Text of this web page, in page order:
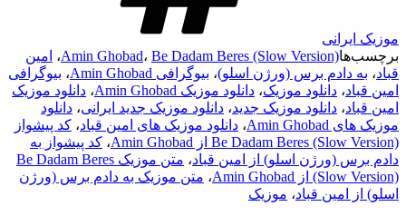
موزیک ایرانی
برچسب‌ها
Amin Ghobad، Be Dadam Beres (Slow Version) ، امین
قباد، به دادم برس (ورژن اسلو)، بیوگرافی Amin Ghobad ، بیوگرافی
امین قباد، دانلود موزیک، دانلود موزیک Amin Ghobad ، دانلود موزیک
امین قباد، دانلود موزیک جدید، دانلود موزیک جدید ایرانی، دانلود
موزیک های Amin Ghobad
، دانلود موزیک های امین قباد، کد پیشواز
Be Dadam Beres (Slow Version) از Amin Ghobad
، کد پیشواز به
دادم برس (ورژن اسلو) از امین قباد،
متن موزیک Be Dadam Beres
(Slow Version) از Amin Ghobad
، متن موزیک به دادم برس (ورژن
اسلو) از امین قباد، موزیک